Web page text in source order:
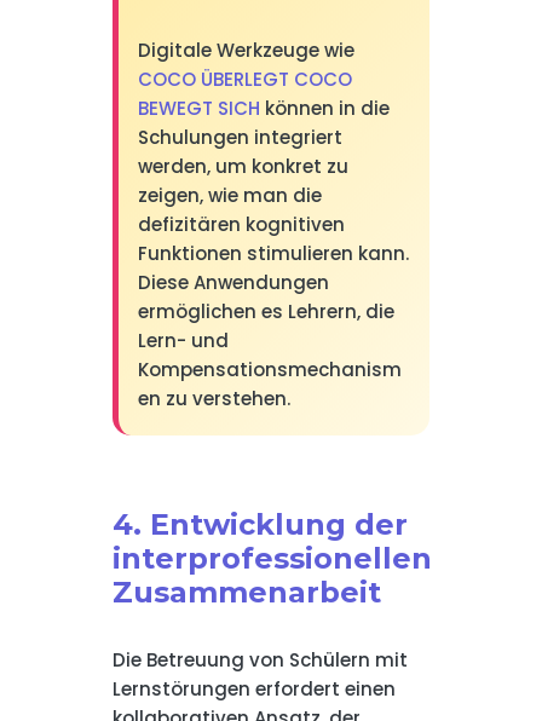
Digitale Werkzeuge wie
COCO ÜBERLEGT COCO
BEWEGT SICH können in die
Schulungen integriert
werden, um konkret zu
zeigen, wie man die
defizitären kognitiven
Funktionen stimulieren kann.
Diese Anwendungen
ermöglichen es Lehrern, die
Lern- und
Kompensationsmechanism
en zu verstehen.
4. Entwicklung der
interprofessionellen
Zusammenarbeit
Die Betreuung von Schülern mit
Lernstörungen erfordert einen